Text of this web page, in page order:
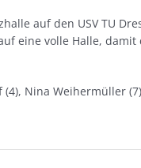
auf den USV TU
eine volle Halle, damit
Nina Weihermüller